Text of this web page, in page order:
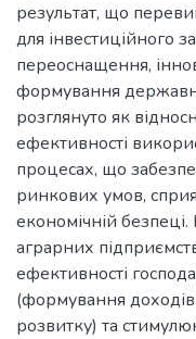
результат, що
для інвестиційного
переоснащення,
формування
розглянуто як
ефективності
процесах, що
ринкових умов,
економічній
аграрних
ефективності
(формування
розвитку) та